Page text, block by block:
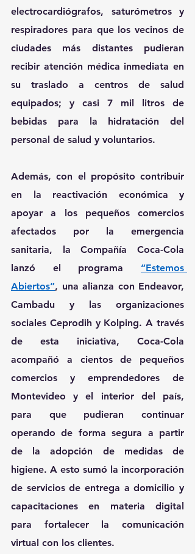
electrocardiógrafos, saturómetros y
respiradores para que los vecinos de
ciudades más distantes pudieran
recibir atención médica inmediata en
su traslado a centros de salud
equipados; y casi 7 mil litros de
bebidas para la hidratación del
personal de salud y voluntarios.
Además, con el propósito contribuir
en la reactivación económica y
apoyar a los pequeños comercios
afectados por la emergencia
sanitaria, la Compañía Coca-Cola
lanzó el programa “Estemos
Abiertos”, una alianza con Endeavor,
Cambadu y las organizaciones
sociales Ceprodih y Kolping. A través
de esta iniciativa, Coca-Cola
acompañó a cientos de pequeños
comercios y emprendedores de
Montevideo y el interior del país,
para que pudieran continuar
operando de forma segura a partir
de la adopción de medidas de
higiene. A esto sumó la incorporación
de servicios de entrega a domicilio y
capacitaciones en materia digital
para fortalecer la comunicación
virtual con los clientes.